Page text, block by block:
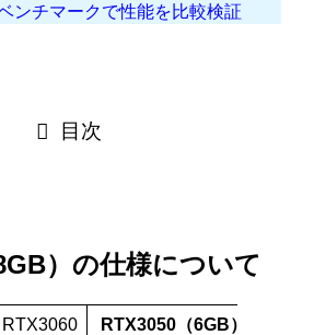
ンチマークで性能を比較検証
目次
）の仕様について
RTX3060 RTX3050（6GB）